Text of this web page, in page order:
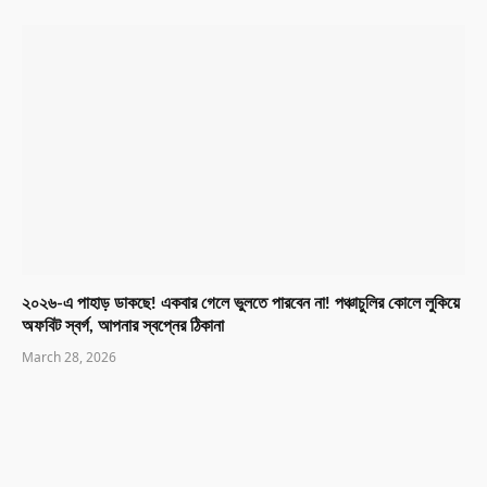
২০২৬-এ পাহাড় ডাকছে! একবার গেলে ভুলতে পারবেন না! পঞ্চাচুলির কোলে লুকিয়ে
অফবিট স্বর্গ, আপনার স্বপ্নের ঠিকানা
March 28, 2026